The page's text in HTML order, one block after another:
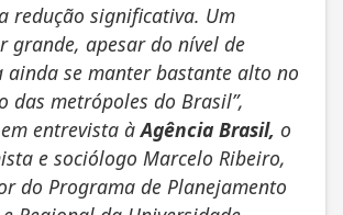
redução significativa. Um
grande, apesar do nível de
ainda se manter bastante alto no
das metrópoles do Brasil”,
entrevista àAgência Brasil, o
e sociólogo Marcelo Ribeiro,
do Programa de Planejamento